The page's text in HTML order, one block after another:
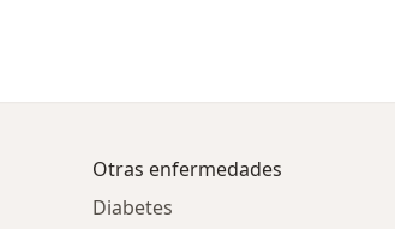
Otras enfermedades
Diabetes